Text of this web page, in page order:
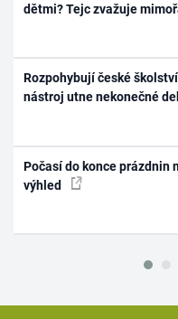
dětmi? Tejc zvažuje
Rozpohybují české
nástroj utne nekonečné
Počasí do konce prázdnin
výhled